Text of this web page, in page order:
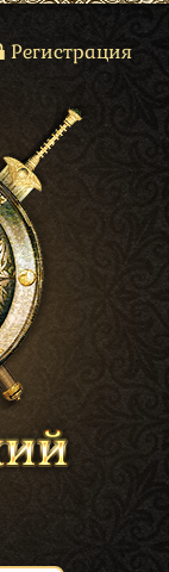
Регистрация